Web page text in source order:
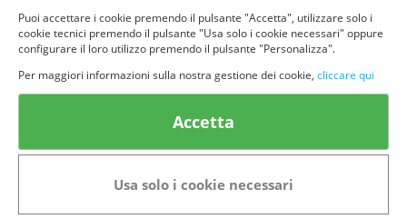
© provaprodottigratis.it 2023 | All Rights Reserved.
Categorie in evidenza
Alimenti e bevande
Link Utili
Puoi accettare i cookie premendo il pulsante "Accetta", utilizzare solo i
cookie tecnici premendo il pulsante "Usa solo i cookie necessari" oppure
configurare il loro utilizzo premendo il pulsante "Personalizza".
Per maggiori informazioni sulla nostra gestione dei cookie, cliccare qui
Accetta
Usa solo i cookie necessari